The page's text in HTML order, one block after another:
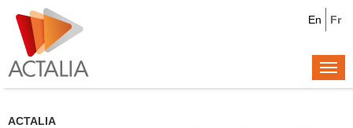
Fr
En
ACTALIA